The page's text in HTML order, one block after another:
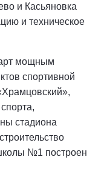
и Касьяновка
и техническое
мощным
спортивной
стадиона
№1 построен